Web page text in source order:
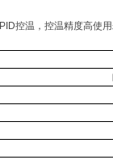
PID控温，控温精度高使